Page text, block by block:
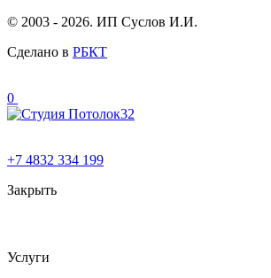
© 2003 - 2026. ИП Суслов И.И.
Сделано в РБКТ
0
+7 4832 334 199
Закрыть
Услуги